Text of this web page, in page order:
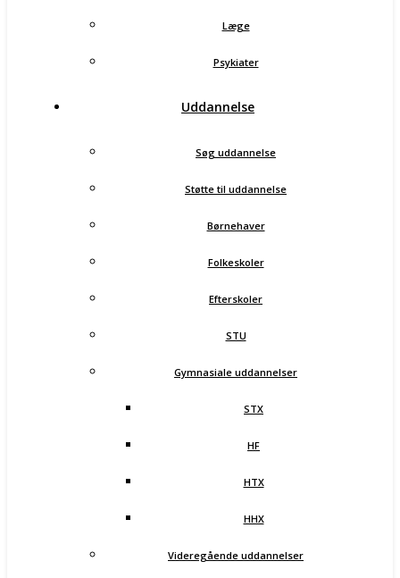
Læge
Psykiater
Uddannelse
Søg uddannelse
Støtte til uddannelse
Børnehaver
Folkeskoler
Efterskoler
STU
Gymnasiale uddannelser
STX
HF
HTX
HHX
Videregående uddannelser